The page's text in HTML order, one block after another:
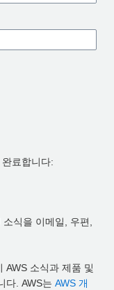
료합니다:
식을 이메일, 우편,
AWS 소식과 제품 및
다. AWS는 AWS 개